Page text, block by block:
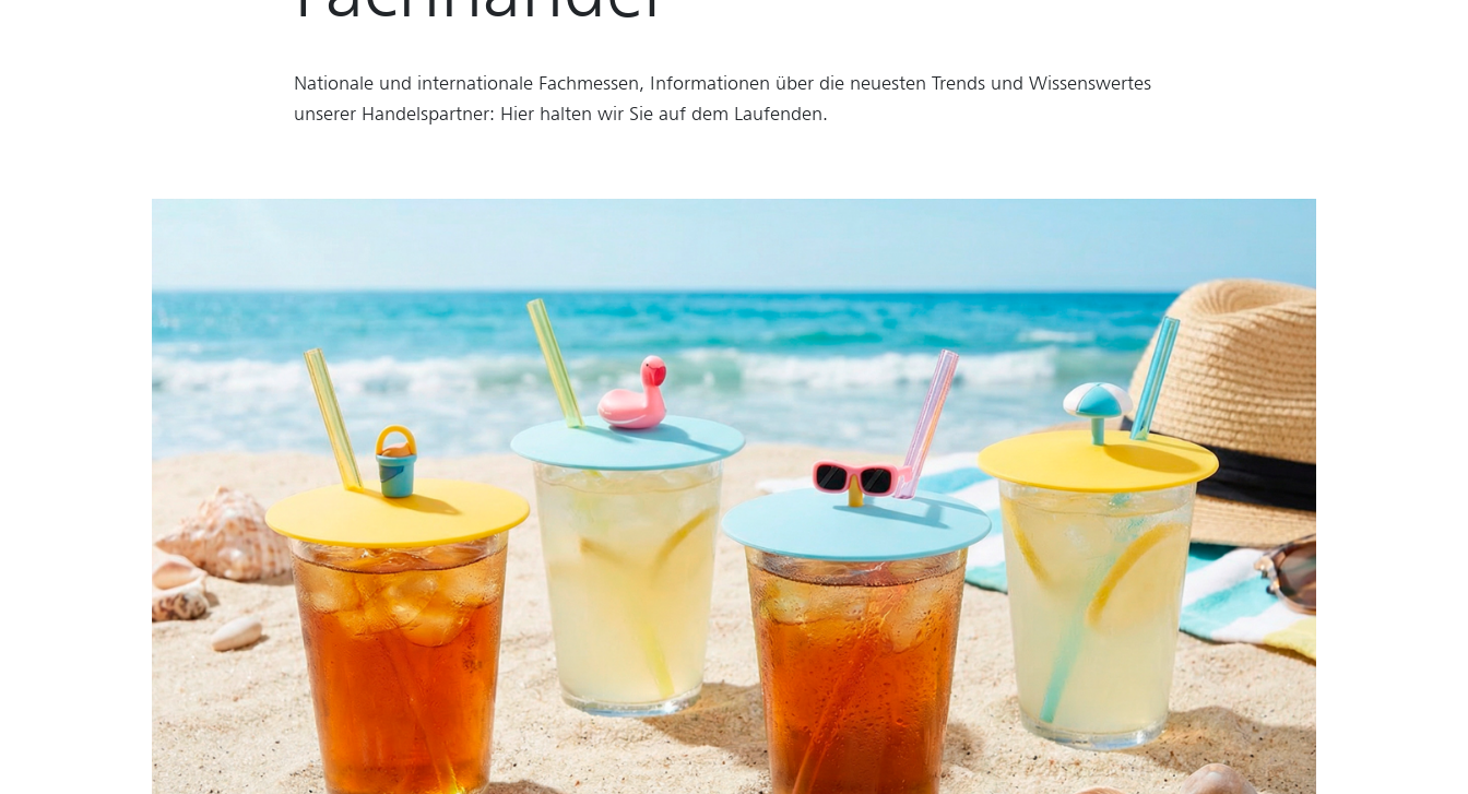
Nationale und internationale Fachmessen, Informationen über die neuesten Trends und Wissenswertes
unserer Handelspartner: Hier halten wir Sie auf dem Laufenden.